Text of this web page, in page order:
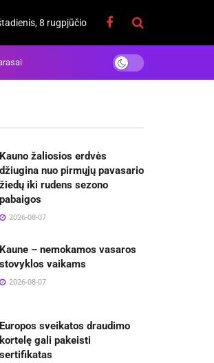
8 rugpjūčio
Kauno žaliosios erdvės
džiugina nuo pirmųjų pavasario
žiedų iki rudens sezono
pabaigos
2026-08-07
Kaune – nemokamos vasaros
stovyklos vaikams
2026-08-07
Europos sveikatos draudimo
kortelę gali pakeisti
sertifikatas